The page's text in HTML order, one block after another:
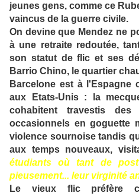
jeunes gens, comme ce
vaincus de la guerre civile.
On devine que Mendez ne
à une retraite redoutée,
son statut de flic et ses
Barrio Chino, le quartier
Barcelone est à l'Espagne
aux Etats-Unis : la
cohabitent travestis des
occasionnels en goguette
violence sournoise tandis
aux temps nouveaux,
étudiants où tant de
pieusement... leur virginité
Le vieux flic préfère